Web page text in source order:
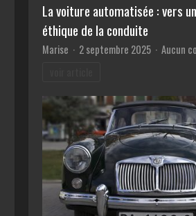
La voiture automatisée : vers
éthique de la conduite
Marise 2 septembre 2025 Aucun